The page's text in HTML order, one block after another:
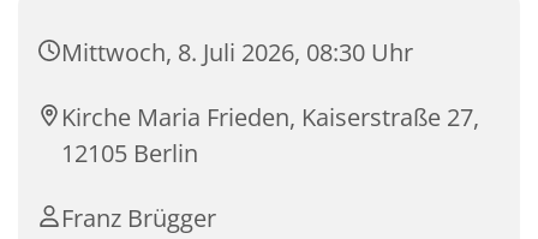
Mittwoch, 8. Juli 2026, 08:30 Uhr
Kirche Maria Frieden, Kaiserstraße 27,
12105 Berlin
Franz Brügger